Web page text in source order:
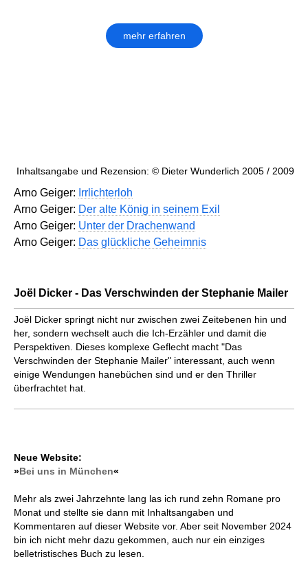
mehr erfahren
Inhaltsangabe und Rezension: © Dieter Wunderlich 2005 / 2009
Arno Geiger: Irrlichterloh
Arno Geiger: Der alte König in seinem Exil
Arno Geiger: Unter der Drachenwand
Arno Geiger: Das glückliche Geheimnis
Joël Dicker - Das Verschwinden der Stephanie Mailer
Joël Dicker springt nicht nur zwischen zwei Zeitebenen hin und
her, sondern wechselt auch die Ich-Erzähler und damit die
Perspektiven. Dieses komplexe Geflecht macht "Das
Verschwinden der Stephanie Mailer" interessant, auch wenn
einige Wendungen hanebüchen sind und er den Thriller
überfrachtet hat.
Neue Website:
»Bei uns in München«
Mehr als zwei Jahrzehnte lang las ich rund zehn Romane pro
Monat und stellte sie dann mit Inhaltsangaben und
Kommentaren auf dieser Website vor. Aber seit November 2024
bin ich nicht mehr dazu gekommen, auch nur ein einziges
belletristisches Buch zu lesen.